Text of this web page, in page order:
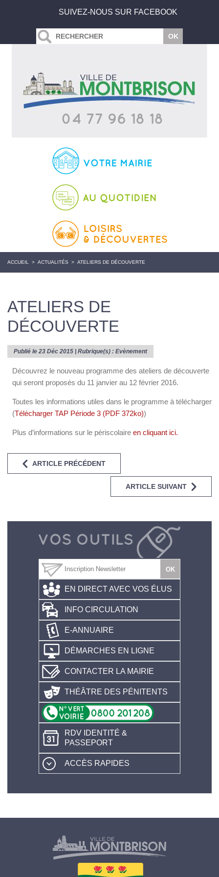
SUIVEZ-NOUS SUR FACEBOOK
ACCUEIL > ACTUALITÉS > ATELIERS DE DÉCOUVERTE
ATELIERS DE
DÉCOUVERTE
Publié le 23 Déc 2015 | Rubrique(s) : Evènement
Découvrez le nouveau programme des ateliers de découverte
qui seront proposés du 11 janvier au 12 février 2016.
Toutes les informations utiles dans le programme à télécharger
(Télécharger TAP Période 3 (PDF 372ko))
Plus d’informations sur le périscolaire en cliquant ici.
ARTICLE PRÉCÉDENT
ARTICLE SUIVANT
EN DIRECT AVEC VOS ÉLUS
INFO CIRCULATION
E-ANNUAIRE
DÉMARCHES EN LIGNE
CONTACTER LA MAIRIE
THÉÂTRE DES PÉNITENTS
RDV IDENTITÉ &
PASSEPORT
ACCÈS RAPIDES